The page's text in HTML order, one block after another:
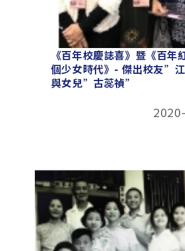
《百年校慶誌喜》暨《百年
個少女時代》- 傑出校友”
與女兒”古蕊禎”